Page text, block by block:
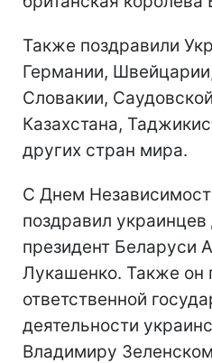
Также поздравили
Германии,
Словакии,
Казахстана,
других стран мира.
С Днем
поздравил
президент Беларуси
Лукашенко. Также он
ответственной
деятельности
Владимиру